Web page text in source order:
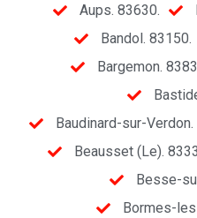
Aups. 83630.
Bandol. 83150.
Bargemon.
Baudinard-sur-Verdon.
Beausset (Le).
Besse-
Bormes-